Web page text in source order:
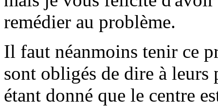
remédier au problème.
Il faut néanmoins tenir ce
sont obligés de dire à leurs
étant donné que le centre